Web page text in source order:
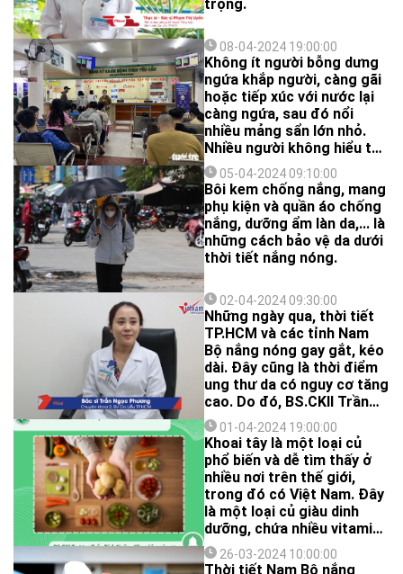
trọng.
08-04-2024 19:00:00
Không ít người bỗng dưng
ngứa khắp người, càng gãi
hoặc tiếp xúc với nước lại
càng ngứa, sau đó nổi
nhiều mảng sẩn lớn nhỏ.
Nhiều người không hiểu tại
sao mình lại rơi vào tình
huống này để tránh?
05-04-2024 09:10:00
Bôi kem chống nắng, mang
phụ kiện và quần áo chống
nắng, dưỡng ẩm làn da,... là
những cách bảo vệ da dưới
thời tiết nắng nóng.
02-04-2024 09:30:00
Những ngày qua, thời tiết
TP.HCM và các tỉnh Nam
Bộ nắng nóng gay gắt, kéo
dài. Đây cũng là thời điểm
ung thư da có nguy cơ tăng
cao. Do đó, BS.CKII Trần
Ngọc Phương - Khoa Thẩm
mỹ da, Bệnh viện Da Liễu
TP.HCM khuyến cáo người
dân không nên đi ra nắng
khi không cần thiết, hạn
chế tiếp xúc trực tiếp với
nắng trong khung giờ tia
UV hoạt động cực đỉnh (từ
10h sáng đến 3h chiều).
01-04-2024 19:00:00
Khoai tây là một loại củ
phổ biến và dễ tìm thấy ở
nhiều nơi trên thế giới,
trong đó có Việt Nam. Đây
là một loại củ giàu dinh
dưỡng, chứa nhiều vitamin
và khoáng chất có lợi cho
sức khỏe như vitamin C, B6
26-03-2024 10:00:00
Thời tiết Nam Bộ nắng